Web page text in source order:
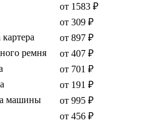
от 1583 ₽
от 309 ₽
от 897 ₽
ремня
от 407 ₽
от 701 ₽
от 191 ₽
машины
от 995 ₽
от 456 ₽